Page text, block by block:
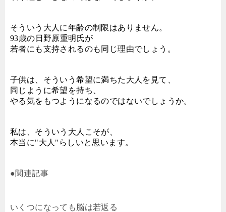
そういう大人に年齢の制限はありません。
93歳の日野原重明氏が
若者にも支持されるのも同じ理由でしょう。
子供は、そういう希望に満ちた大人を見て、
同じように希望を持ち、
やる気をもつようになるのではないでしょうか。
私は、そういう大人こそが、
本当に"大人"らしいと思います。
●関連記事
いくつになっても脳は若返る